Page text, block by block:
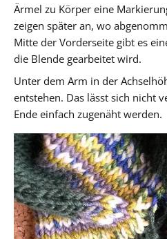
Ärmel zu Körper eine
zeigen später an, wo
Mitte der Vorderseite gibt es
die Blende gearbeitet wird.
Unter dem Arm in der
entstehen. Das lässt sich nicht
Ende einfach zugenäht werden.